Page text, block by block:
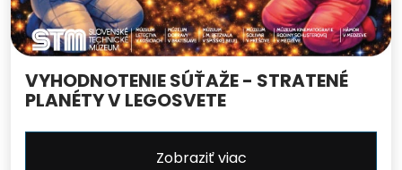
VYHODNOTENIE SÚŤAŽE - STRATENÉ
PLANÉTY V LEGOSVETE
Zobraziť viac